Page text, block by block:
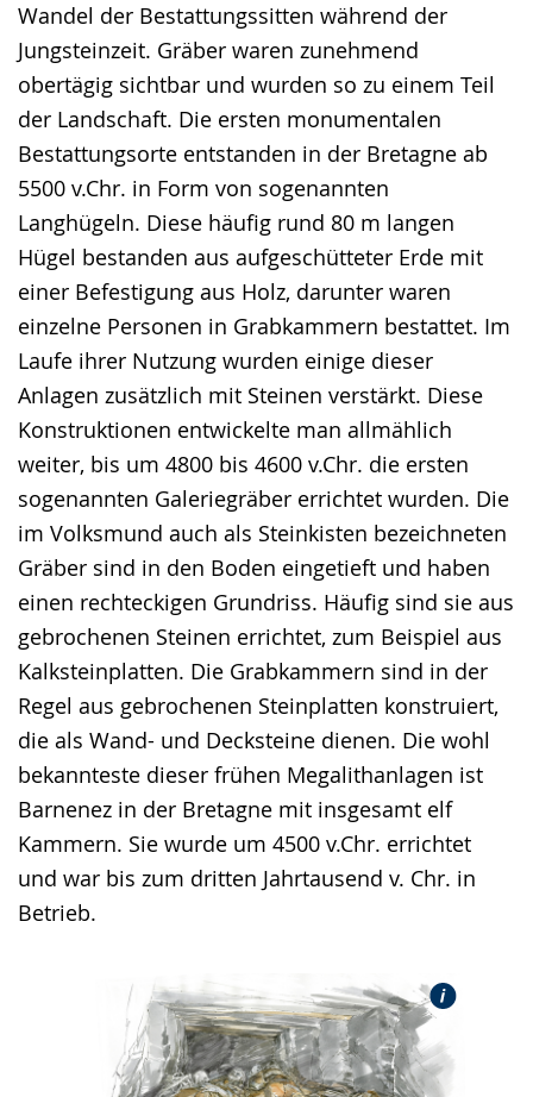
Wandel der Bestattungssitten während der
Jungsteinzeit. Gräber waren zunehmend
obertägig sichtbar und wurden so zu einem Teil
der Landschaft. Die ersten monumentalen
Bestattungsorte entstanden in der Bretagne ab
5500 v.Chr. in Form von sogenannten
Langhügeln. Diese häufig rund 80 m langen
Hügel bestanden aus aufgeschütteter Erde mit
einer Befestigung aus Holz, darunter waren
einzelne Personen in Grabkammern bestattet. Im
Laufe ihrer Nutzung wurden einige dieser
Anlagen zusätzlich mit Steinen verstärkt. Diese
Konstruktionen entwickelte man allmählich
weiter, bis um 4800 bis 4600 v.Chr. die ersten
sogenannten Galeriegräber errichtet wurden. Die
im Volksmund auch als Steinkisten bezeichneten
Gräber sind in den Boden eingetieft und haben
einen rechteckigen Grundriss. Häufig sind sie aus
gebrochenen Steinen errichtet, zum Beispiel aus
Kalksteinplatten. Die Grabkammern sind in der
Regel aus gebrochenen Steinplatten konstruiert,
die als Wand- und Decksteine dienen. Die wohl
bekannteste dieser frühen Megalithanlagen ist
Barnenez in der Bretagne mit insgesamt elf
Kammern. Sie wurde um 4500 v.Chr. errichtet
und war bis zum dritten Jahrtausend v. Chr. in
Betrieb.